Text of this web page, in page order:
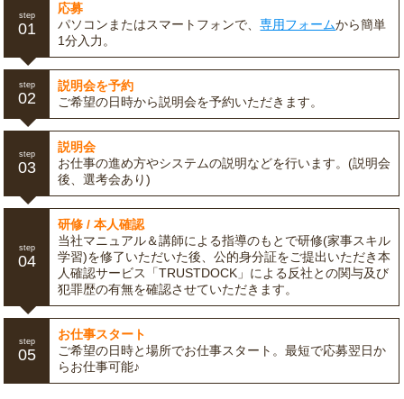
step
01
応募
パソコンまたはスマートフォンで、専用フォームから簡単
1分入力。
step
02
説明会を予約
ご希望の日時から説明会を予約いただきます。
step
03
説明会
お仕事の進め方やシステムの説明などを行います。(説明会
後、選考会あり)
step
04
研修 / 本人確認
当社マニュアル＆講師による指導のもとで研修(家事スキル
学習)を修了いただいた後、公的身分証をご提出いただき本
人確認サービス「TRUSTDOCK」による反社との関与及び
犯罪歴の有無を確認させていただきます。
step
05
お仕事スタート
ご希望の日時と場所でお仕事スタート。最短で応募翌日か
らお仕事可能♪